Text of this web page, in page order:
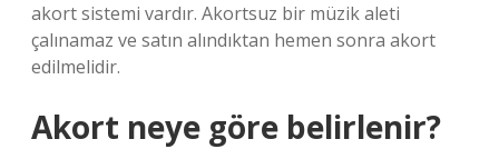
akort sistemi vardır. Akortsuz bir müzik aleti
çalınamaz ve satın alındıktan hemen sonra akort
edilmelidir.
Akort neye göre belirlenir?